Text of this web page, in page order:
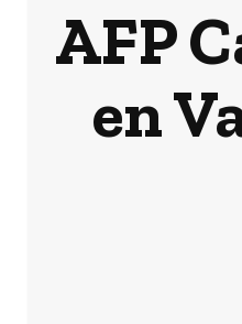
AFP
en